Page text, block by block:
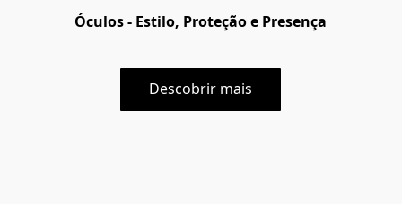
Óculos - Estilo, Proteção e Presença
Descobrir mais